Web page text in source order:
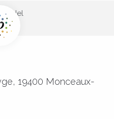
padel
19400 Monceaux-